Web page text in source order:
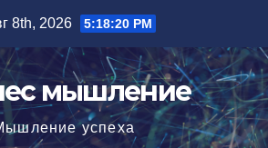
8th, 2026 5:18:21 PM
мышление
успеха